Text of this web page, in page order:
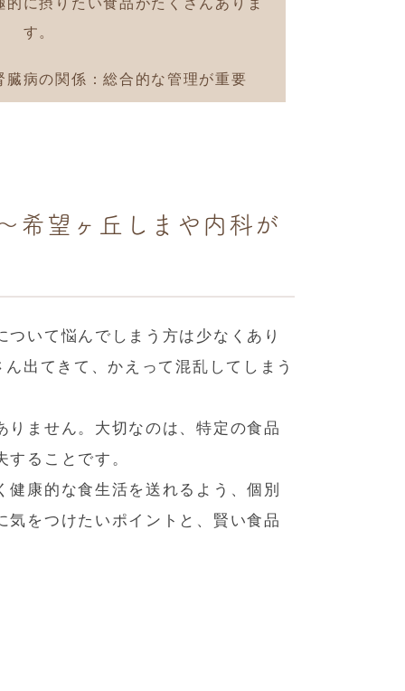
す。
臓病の関係：総合的な管理が重要
希望ヶ丘しまや内科が
いて悩んでしまう方は少なくあり
出てきて、かえって混乱してしまう
りません。大切なのは、特定の食品
ることです。
康的な食生活を送れるよう、個別
をつけたいポイントと、賢い食品